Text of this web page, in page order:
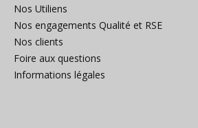
Nos Utiliens
Nos engagements Qualité et RSE
Nos clients
Foire aux questions
Informations légales